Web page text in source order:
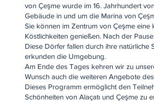
von Çeşme wurde im 16. Jahrhundert
Gebäude in und um die Marina von
Sie können im Zentrum von Çeşme
Köstlichkeiten genießen. Nach der
Diese Dörfer fallen durch ihre natürliche
erkunden die Umgebung.
Am Ende des Tages kehren wir zu
Wunsch auch die weiteren Angebote
Dieses Programm ermöglicht den
Schönheiten von Alaçatı und Çeşme zu